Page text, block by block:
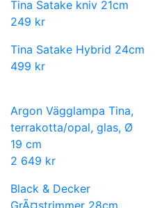
Tina Satake kniv 21cm
249 kr
Tina Satake Hybrid 24cm
499 kr
Argon Vägglampa Tina,
terrakotta/opal, glas, Ø
19 cm
2 649 kr
Black & Decker